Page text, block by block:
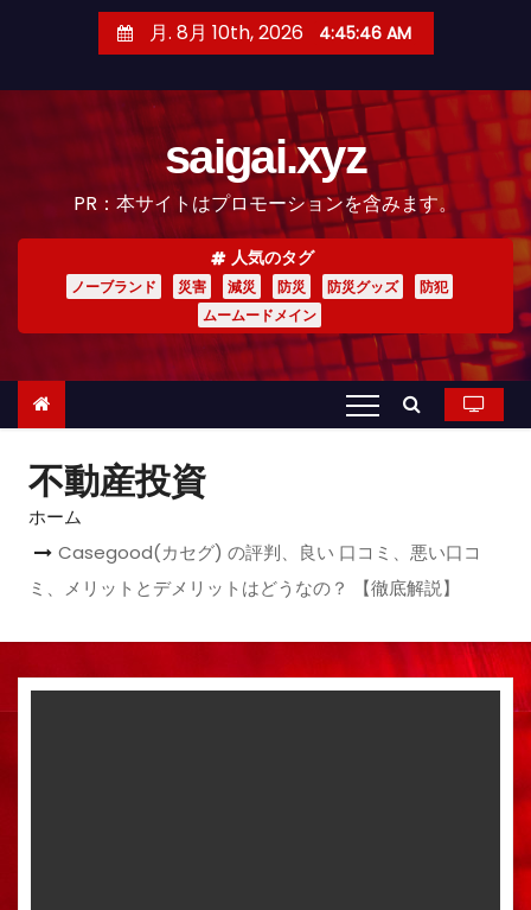
月. 8月 10th, 2026 4:45:48 AM
saigai.xyz
PR：本サイトはプロモーションを含みます。
人気のタグ
ノーブランド 災害 減災 防災 防災グッズ
防犯
ムームードメイン
不動産投資
ホーム
Casegood(カセグ) の評判、良い 口コミ、悪い口コ
ミ、メリットとデメリットはどうなの？ 【徹底解説】